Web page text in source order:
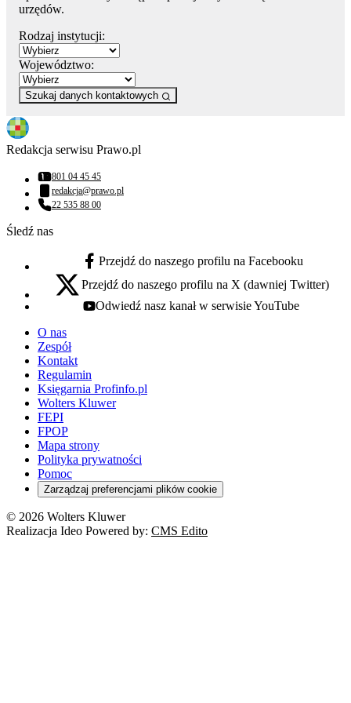
urzędów.
Rodzaj instytucji:
Województwo:
Szukaj danych kontaktowych
Redakcja serwisu Prawo.pl
Numer telefonu:
801 04 45 45
Adres email:
redakcja@prawo.pl
Numer telefonu:
22 535 88 00
Śledź nas
facebook - otwiera się w nowej karcie
Przejdź do naszego profilu na Facebooku
x - otwiera się w nowej karcie
Przejdź do naszego profilu na X (dawniej Twitter)
youtube - otwiera się w nowej karcie
Odwiedź nasz kanał w serwisie YouTube
O nas
Zespół
Kontakt
Regulamin
Księgarnia Profinfo.pl
Wolters Kluwer
FEPI
FPOP
Mapa strony
Polityka prywatności
Pomoc
Zarządzaj preferencjami plików cookie
© 2026 Wolters Kluwer
Realizacja Ideo Powered by: CMS Edito